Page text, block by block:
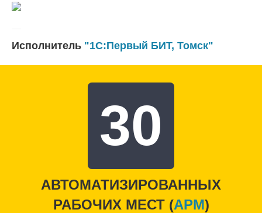
Исполнитель "1С:Первый БИТ, Томск"
30
АВТОМАТИЗИРОВАННЫХ
РАБОЧИХ МЕСТ (APM)